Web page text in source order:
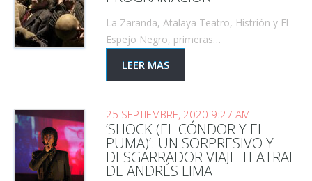
La Zaranda, Atalaya Teatro, Histrión y El
Espejo Negro, primeras…
LEER MAS
25 SEPTIEMBRE, 2020 9:27 AM
‘SHOCK (EL CÓNDOR Y EL
PUMA)’: UN SORPRESIVO Y
DESGARRADOR VIAJE TEATRAL
DE ANDRÉS LIMA